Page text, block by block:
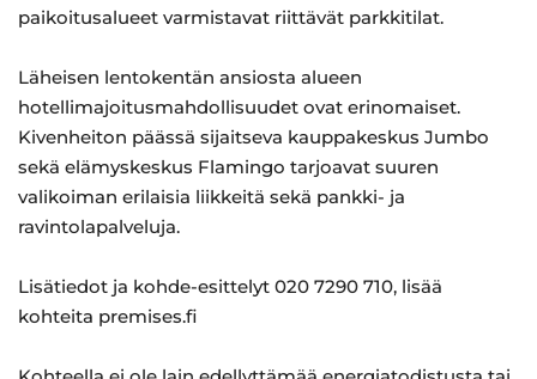
paikoitusalueet varmistavat riittävät parkkitilat.
Läheisen lentokentän ansiosta alueen
hotellimajoitusmahdollisuudet ovat erinomaiset.
Kivenheiton päässä sijaitseva kauppakeskus Jumbo
sekä elämyskeskus Flamingo tarjoavat suuren
valikoiman erilaisia liikkeitä sekä pankki- ja
ravintolapalveluja.
Lisätiedot ja kohde-esittelyt 020 7290 710, lisää
kohteita premises.fi